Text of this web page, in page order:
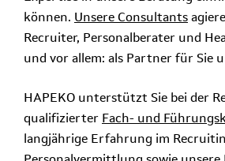
können. Unsere Consultants
Recruiter, Personalberater und
und vor allem: als Partner für Sie
HAPEKO unterstützt Sie bei der
qualifizierter Fach- und
langjährige Erfahrung im